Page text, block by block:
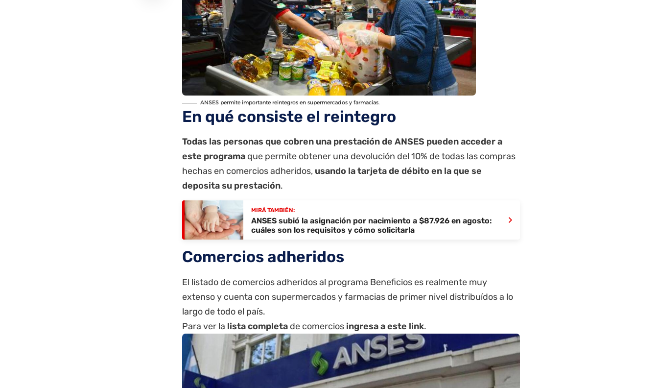
ANSES permite importante reintegros en supermercados y farmacias.
En qué consiste el reintegro
Todas las personas que cobren una prestación de ANSES pueden acceder a
este programa que permite obtener una devolución del 10% de todas las compras
hechas en comercios adheridos, usando la tarjeta de débito en la que se
deposita su prestación.
MIRÁ TAMBIÉN:
ANSES subió la asignación por nacimiento a $87.926 en agosto:
cuáles son los requisitos y cómo solicitarla
›
Comercios adheridos
El listado de comercios adheridos al programa Beneficios es realmente muy
extenso y cuenta con supermercados y farmacias de primer nivel distribuídos a lo
largo de todo el país.
Para ver la lista completa de comercios ingresa a este link.